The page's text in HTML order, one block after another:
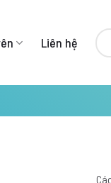
Liên hệ